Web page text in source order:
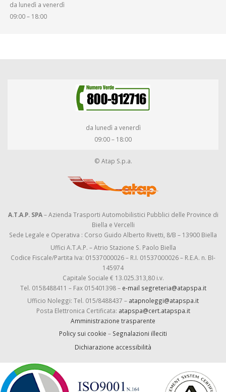
da lunedì a venerdì
09:00 – 18:00
da lunedì a venerdì
09:00 – 18:00
© Atap S.p.a.
A.T.A.P. SPA– Azienda Trasporti Automobilistici Pubblici delle Province di
Biella e Vercelli
Sede Legale e Operativa : Corso Guido Alberto Rivetti, 8/B – 13900 Biella
Uffici A.T.A.P. – Atrio Stazione S. Paolo Biella
Codice Fiscale/Partita Iva: 01537000026 – R.I. 01537000026 – R.E.A. n. BI-
145974
Capitale Sociale € 13.025.313,80 i.v.
Tel. 0158488411 – Fax 015401398 – e-mail segreteria@atapspa.it
Ufficio Noleggi: Tel. 015/8488437 – atapnoleggi@atapspa.it
Posta Elettronica Certificata: atapspa@cert.atapspa.it
Amministrazione trasparente
Policy sui cookie – Segnalazioni illeciti
Dichiarazione accessibilità